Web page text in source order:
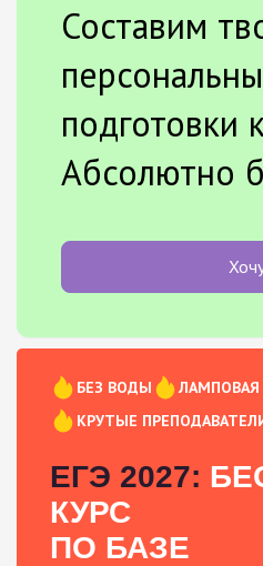
Составим
подготовки
Абсолютно
БЕЗ ВОДЫ
КРУТЫЕ
ЕГЭ 2027:
КУРС
ПО БАЗЕ